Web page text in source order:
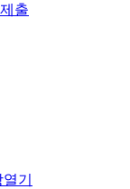
출